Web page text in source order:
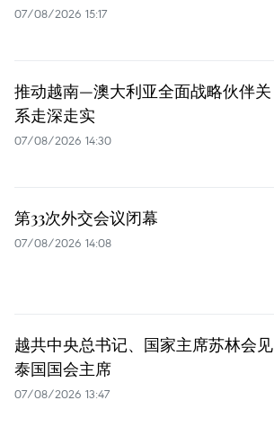
07/08/2026 15:17
推动越南—澳大利亚全面战略伙伴关
系走深走实
07/08/2026 14:30
第33次外交会议闭幕
07/08/2026 14:08
越共中央总书记、国家主席苏林会见
泰国国会主席
07/08/2026 13:47